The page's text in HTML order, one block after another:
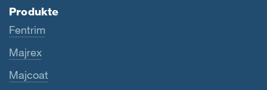
Produkte
Fentrim
Majrex
Majcoat